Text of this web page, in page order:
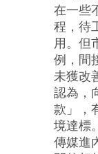
在一些
程，待
用。但
例，間
未獲改
認為，
款」，
境達標
傳媒進